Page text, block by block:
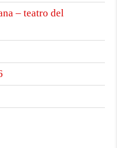
– teatro del